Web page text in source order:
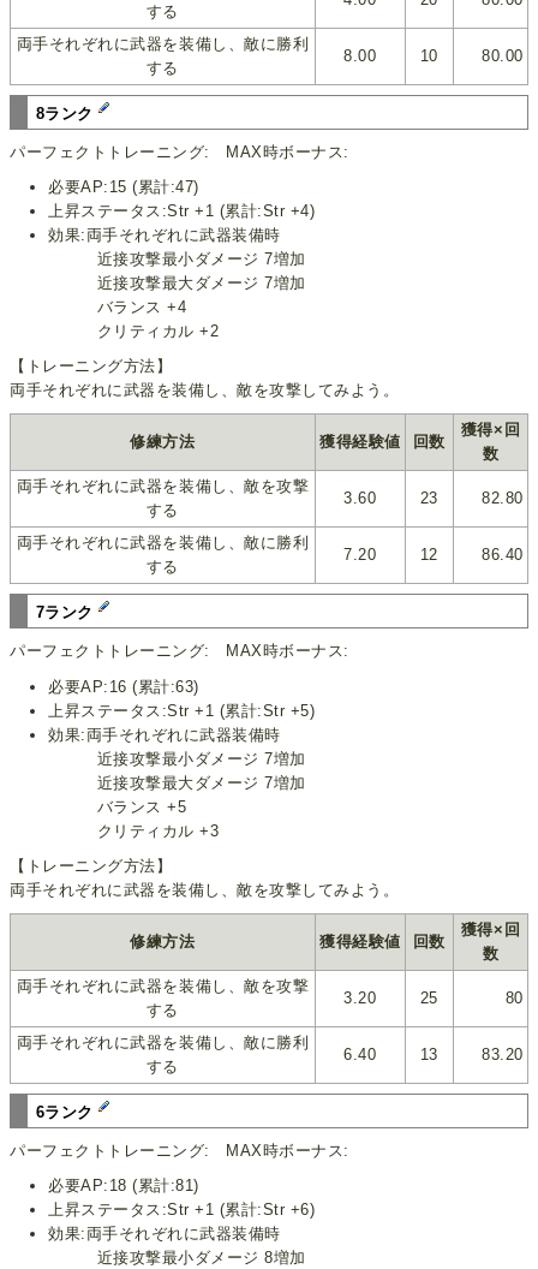
する
両手それぞれに武器を装備し、敵に勝利
する
8.00 10 80.00
8ランク
パーフェクトトレーニング: MAX時ボーナス:
必要AP:15 (累計:47)
上昇ステータス:Str +1 (累計:Str +4)
効果:両手それぞれに武器装備時
近接攻撃最小ダメージ 7増加
近接攻撃最大ダメージ 7増加
バランス +4
クリティカル +2
【トレーニング方法】
両手それぞれに武器を装備し、敵を攻撃してみよう。
修練方法 獲得経験値 回数
獲得×回
数
両手それぞれに武器を装備し、敵を攻撃
する
3.60 23 82.80
両手それぞれに武器を装備し、敵に勝利
する
7.20 12 86.40
7ランク
パーフェクトトレーニング: MAX時ボーナス:
必要AP:16 (累計:63)
上昇ステータス:Str +1 (累計:Str +5)
効果:両手それぞれに武器装備時
近接攻撃最小ダメージ 7増加
近接攻撃最大ダメージ 7増加
バランス +5
クリティカル +3
【トレーニング方法】
両手それぞれに武器を装備し、敵を攻撃してみよう。
修練方法 獲得経験値 回数
獲得×回
数
両手それぞれに武器を装備し、敵を攻撃
する
3.20 25 80
両手それぞれに武器を装備し、敵に勝利
する
6.40 13 83.20
6ランク
パーフェクトトレーニング: MAX時ボーナス:
必要AP:18 (累計:81)
上昇ステータス:Str +1 (累計:Str +6)
効果:両手それぞれに武器装備時
近接攻撃最小ダメージ 8増加